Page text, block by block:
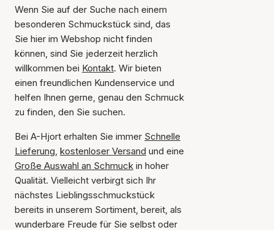
Wenn Sie auf der Suche nach einem
besonderen Schmuckstück sind, das
Sie hier im Webshop nicht finden
können, sind Sie jederzeit herzlich
willkommen bei Kontakt. Wir bieten
einen freundlichen Kundenservice und
helfen Ihnen gerne, genau den Schmuck
zu finden, den Sie suchen.
Bei A-Hjort erhalten Sie immer Schnelle
Lieferung, kostenloser Versand und eine
Große Auswahl an Schmuck in hoher
Qualität. Vielleicht verbirgt sich Ihr
nächstes Lieblingsschmuckstück
bereits in unserem Sortiment, bereit, als
wunderbare Freude für Sie selbst oder